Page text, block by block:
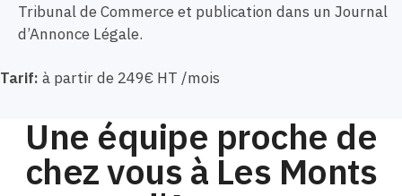
Tribunal de Commerce et publication dans un Journal
d’Annonce Légale.
Tarif: à partir de 249€ HT /mois
Une équipe proche de
chez vous à Les Monts